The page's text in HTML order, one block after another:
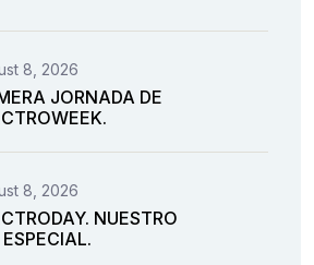
8, 2026
JORNADA DE
8, 2026
NUESTRO